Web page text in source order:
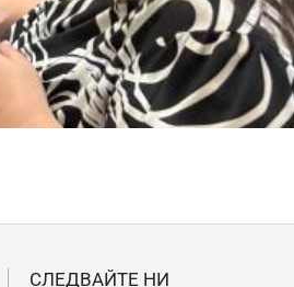
СЛЕДВАЙТЕ НИ